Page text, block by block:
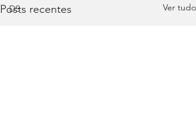
DS
Posts recentes Ver tudo